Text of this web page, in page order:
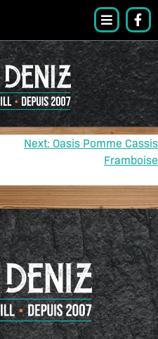
Next: Oasis Pomme Cassis
Framboise